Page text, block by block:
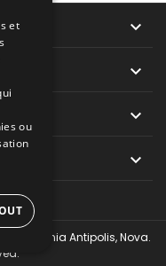




Sophia Antipolis, Nova.
et
ou